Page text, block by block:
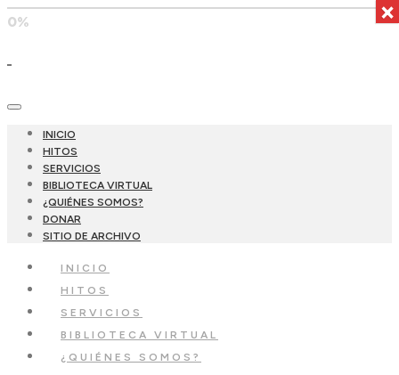
0%
INICIO
HITOS
SERVICIOS
BIBLIOTECA VIRTUAL
¿QUIÉNES SOMOS?
DONAR
SITIO DE ARCHIVO
INICIO
HITOS
SERVICIOS
BIBLIOTECA VIRTUAL
¿QUIÉNES SOMOS?
×